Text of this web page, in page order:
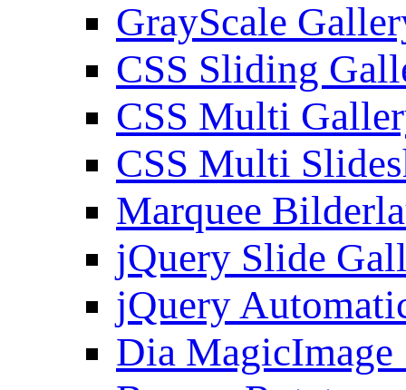
GrayScale
CSS Sliding
CSS Multi
CSS Multi
Marquee
jQuery Slide
jQuery
Dia MagicImage